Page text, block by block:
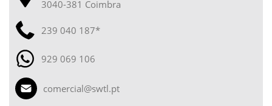
3040-381 Coimbra
239 040 187*
929 069 106
comercial@swtl.pt